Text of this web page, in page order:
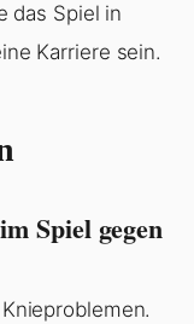
das Spiel in
Karriere sein.
Spiel gegen